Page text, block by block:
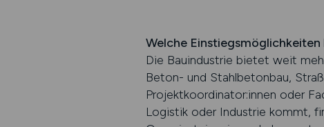
Welche
Die Bauindustrie bietet weit
Beton- und Stahlbetonbau,
Projektkoordinator:innen oder
Logistik oder Industrie kommt,